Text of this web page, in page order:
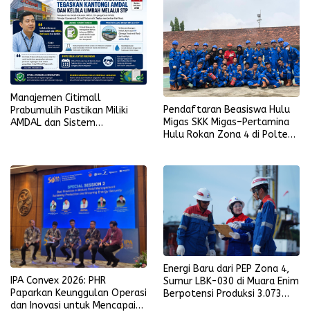
Manajemen Citimall
Prabumulih Pastikan Miliki
AMDAL dan Sistem
Pendaftaran Beasiswa Hulu
Migas SKK Migas–Pertamina
Hulu Rokan Zona 4 di Poltek
IPA Convex 2026: PHR
Paparkan Keunggulan Operasi
dan Inovasi untuk Mencapai
Energi Baru dari PEP Zona 4,
Sumur LBK-030 di Muara Enim
Berpotensi Produksi 3.073